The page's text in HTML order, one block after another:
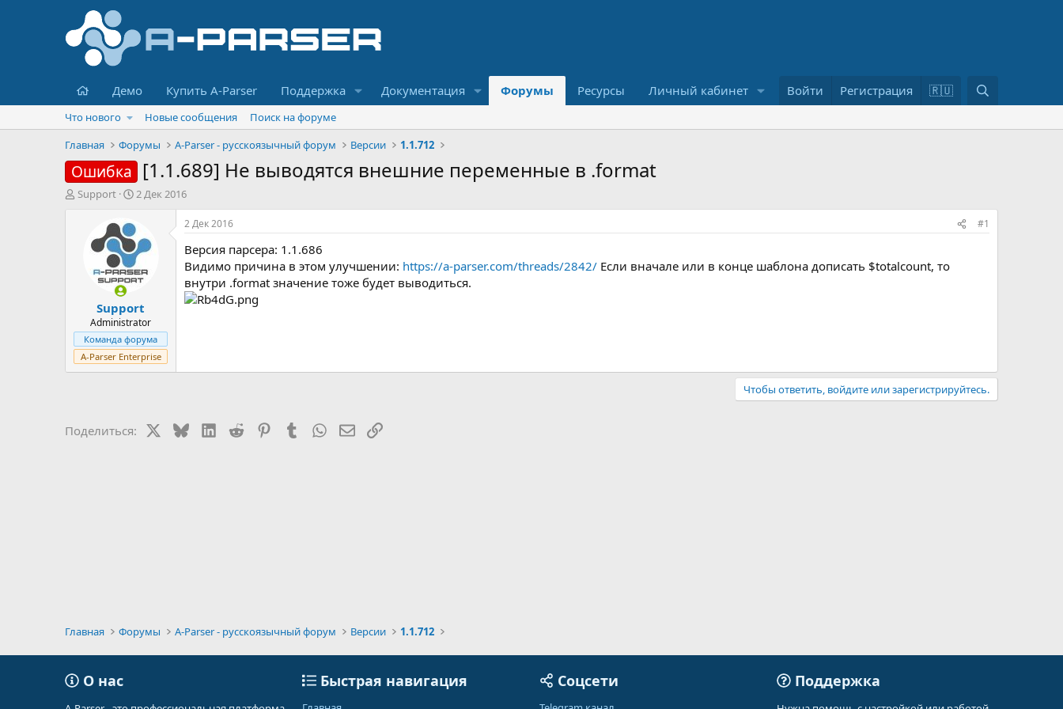
Главная
Демо Купить A-Parser Поддержка Документация Форумы Ресурсы Личный кабинет Войти Регистрация 🇷🇺
о
Что нового Новые сообщения
Поиск на форуме
Главная
Форумы A-Parser - русскоязычный форум Версии 1.1.712
Ошибка [1.1.689] Не выводятся внешние переменные в .format
А
Support
Д
а
н
а
ч
л
а
2 Дек 2016
Support
Administrator
Команда форума
A-Parser Enterprise
2 Дек 2016 #1
Версия парсера: 1.1.686
Видимо причина в этом улучшении: https://a-parser.com/threads/2842/ Если вначале или в конце шаблона дописать $totalcount, то
внутри .format значение тоже будет выводиться.
Чтобы ответить, войдите или зарегистрируйтесь.
Поделиться: BlueskyLinkedIn
Reddit PinterestTumblrWhatsAppЭлектронная почта
Ссылка
Главная Форумы A-Parser - русскоязычный форум Версии 1.1.712
О нас Быстрая навигация Соцсети Поддержка